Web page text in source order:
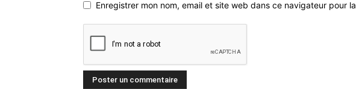
Enregistrer mon nom, email et site web dans ce navigateur pour